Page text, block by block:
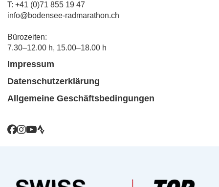
T: +41 (0)71 855 19 47
info@bodensee-radmarathon.ch
Bürozeiten:
7.30–12.00 h, 15.00–18.00 h
Impressum
Datenschutzerklärung
Allgemeine Geschäftsbedingungen